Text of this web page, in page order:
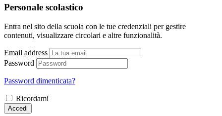
Personale scolastico
Entra nel sito della scuola con le tue credenziali per gestire
contenuti, visualizzare circolari e altre funzionalità.
Email address
Password
Password dimenticata?
Ricordami
Accedi